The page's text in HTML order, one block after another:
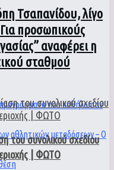
Τσαπανίδου, λίγο
προσωπικούς
αναφέρει η
σταθμού
του συνολικού σχεδίου
| ΦΩΤΟ